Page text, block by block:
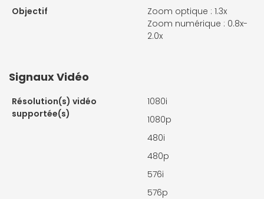
Objectif
Zoom optique : 1.3x
Zoom numérique : 0.8x-
2.0x
Signaux Vidéo
Résolution(s) vidéo
supportée(s)
1080i
1080p
480i
480p
576i
576p